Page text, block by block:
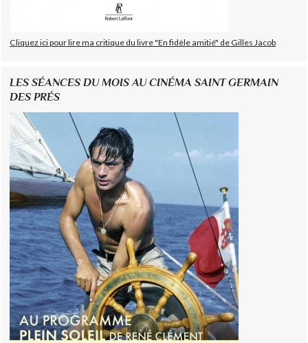
Cliquez ici pour lire ma critique du livre "En fidèle amitié" de Gilles Jacob
LES SÉANCES DU MOIS AU CINÉMA SAINT GERMAIN
DES PRÉS